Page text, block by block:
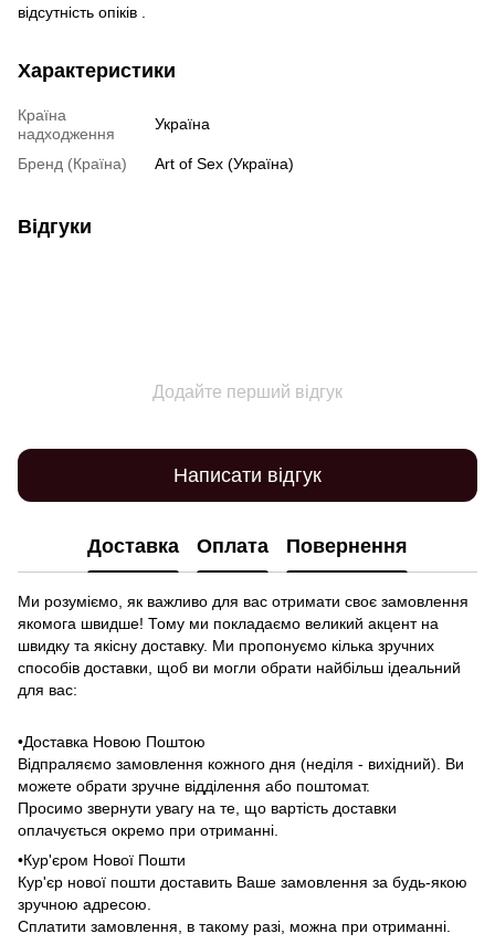
відсутність опіків .
Характеристики
Країна
надходження
Україна
Бренд (Країна) Art of Sex (Україна)
Відгуки
Додайте перший відгук
Написати відгук
Доставка Оплата Повернення
Ми розуміємо, як важливо для вас отримати своє замовлення
якомога швидше! Тому ми покладаємо великий акцент на
швидку та якісну доставку. Ми пропонуємо кілька зручних
способів доставки, щоб ви могли обрати найбільш ідеальний
для вас:
•Доставка Новою Поштою
Відпраляємо замовлення кожного дня (неділя - вихідний). Ви
можете обрати зручне відділення або поштомат.
Просимо звернути увагу на те, що вартість доставки
оплачується окремо при отриманні.
•Кур'єром Нової Пошти
Кур'єр нової пошти доставить Ваше замовлення за будь-якою
зручною адресою.
Сплатити замовлення, в такому разі, можна при отриманні.